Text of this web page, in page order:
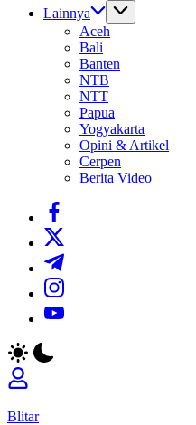
Lainnya
Aceh
Bali
Banten
NTB
NTT
Papua
Yogyakarta
Opini & Artikel
Cerpen
Berita Video
https://www.facebook.com/
https://twitter.com/
https://t.me/
https://www.instagram.com/
https://youtube.com/
Blitar